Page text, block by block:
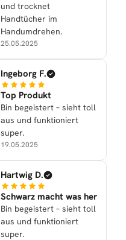
und trocknet
Handtücher im
Handumdrehen.
25.05.2025
Ingeborg F.
Top Produkt
Bin begeistert – sieht toll
aus und funktioniert
super.
19.05.2025
Hartwig D.
Schwarz macht was her
Bin begeistert – sieht toll
aus und funktioniert
super.